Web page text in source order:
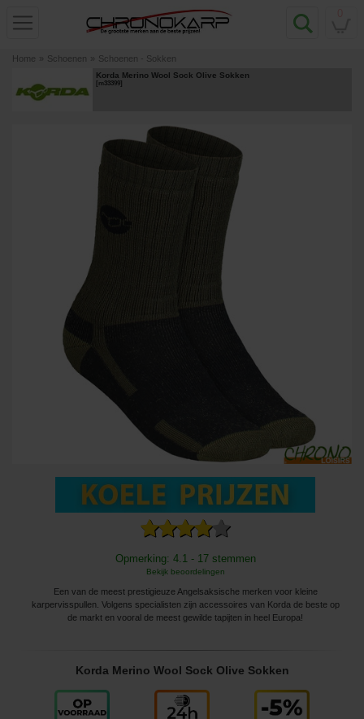
Home » Schoenen » Schoenen - Sokken
Korda Merino Wool Sock Olive Sokken
m33399]
Opmerking: 4.1 - 17 stemmen
Bekijk beoordelingen
Een van de meest prestigieuze Angelsaksische merken voor kleine
karpervisspullen. Volgens specialisten zijn accessoires van Korda de beste op
de markt en vooral de meest gewilde tapijten in heel Europa!
Korda Merino Wool Sock Olive Sokken